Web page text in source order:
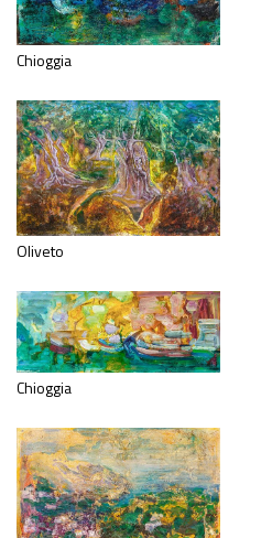
Chioggia
Oliveto
Chioggia